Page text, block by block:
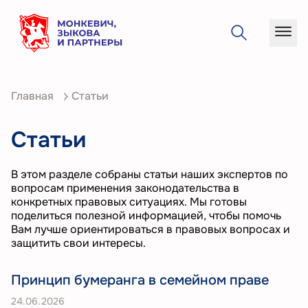
компании
Услуги
Статьи
Контакты
Главная Статьи
Статьи
В этом разделе собраны статьи наших экспертов по
вопросам применения законодательства в
конкретных правовых ситуациях. Мы готовы
поделиться полезной информацией, чтобы помочь
Вам лучше ориентироваться в правовых вопросах и
защитить свои интересы.
Принцип бумеранга в семейном праве
24.06.2026